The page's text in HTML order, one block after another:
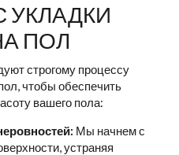
УКЛАДКИ
ПОЛ
строгому процессу
чтобы обеспечить
вашего пола:
Мы начнем с
устраняя